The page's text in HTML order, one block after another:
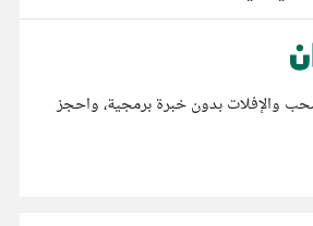
والإفلات بدون خبرة برمجية، واحجز